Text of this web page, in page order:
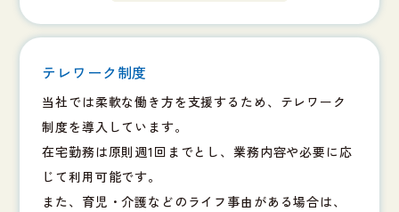
テレワーク制度
当社では柔軟な働き方を支援するため、テレワーク
制度を導入しています。
在宅勤務は原則週1回までとし、業務内容や必要に応
じて利用可能です。
また、育児・介護などのライフ事由がある場合は、